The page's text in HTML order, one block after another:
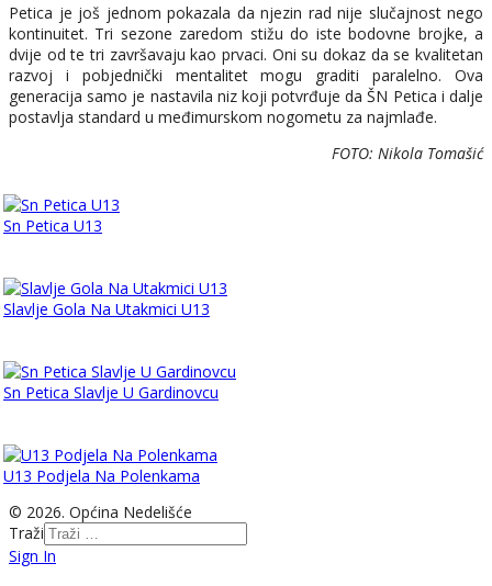
Petica je još jednom pokazala da njezin rad nije slučajnost nego
kontinuitet. Tri sezone zaredom stižu do iste bodovne brojke, a
dvije od te tri završavaju kao prvaci. Oni su dokaz da se kvalitetan
razvoj i pobjednički mentalitet mogu graditi paralelno. Ova
generacija samo je nastavila niz koji potvrđuje da ŠN Petica i dalje
postavlja standard u međimurskom nogometu za najmlađe.
FOTO: Nikola Tomašić
Sn Petica U13
Slavlje Gola Na Utakmici U13
Sn Petica Slavlje U Gardinovcu
U13 Podjela Na Polenkama
© 2026. Općina Nedelišće
Traži
Sign In